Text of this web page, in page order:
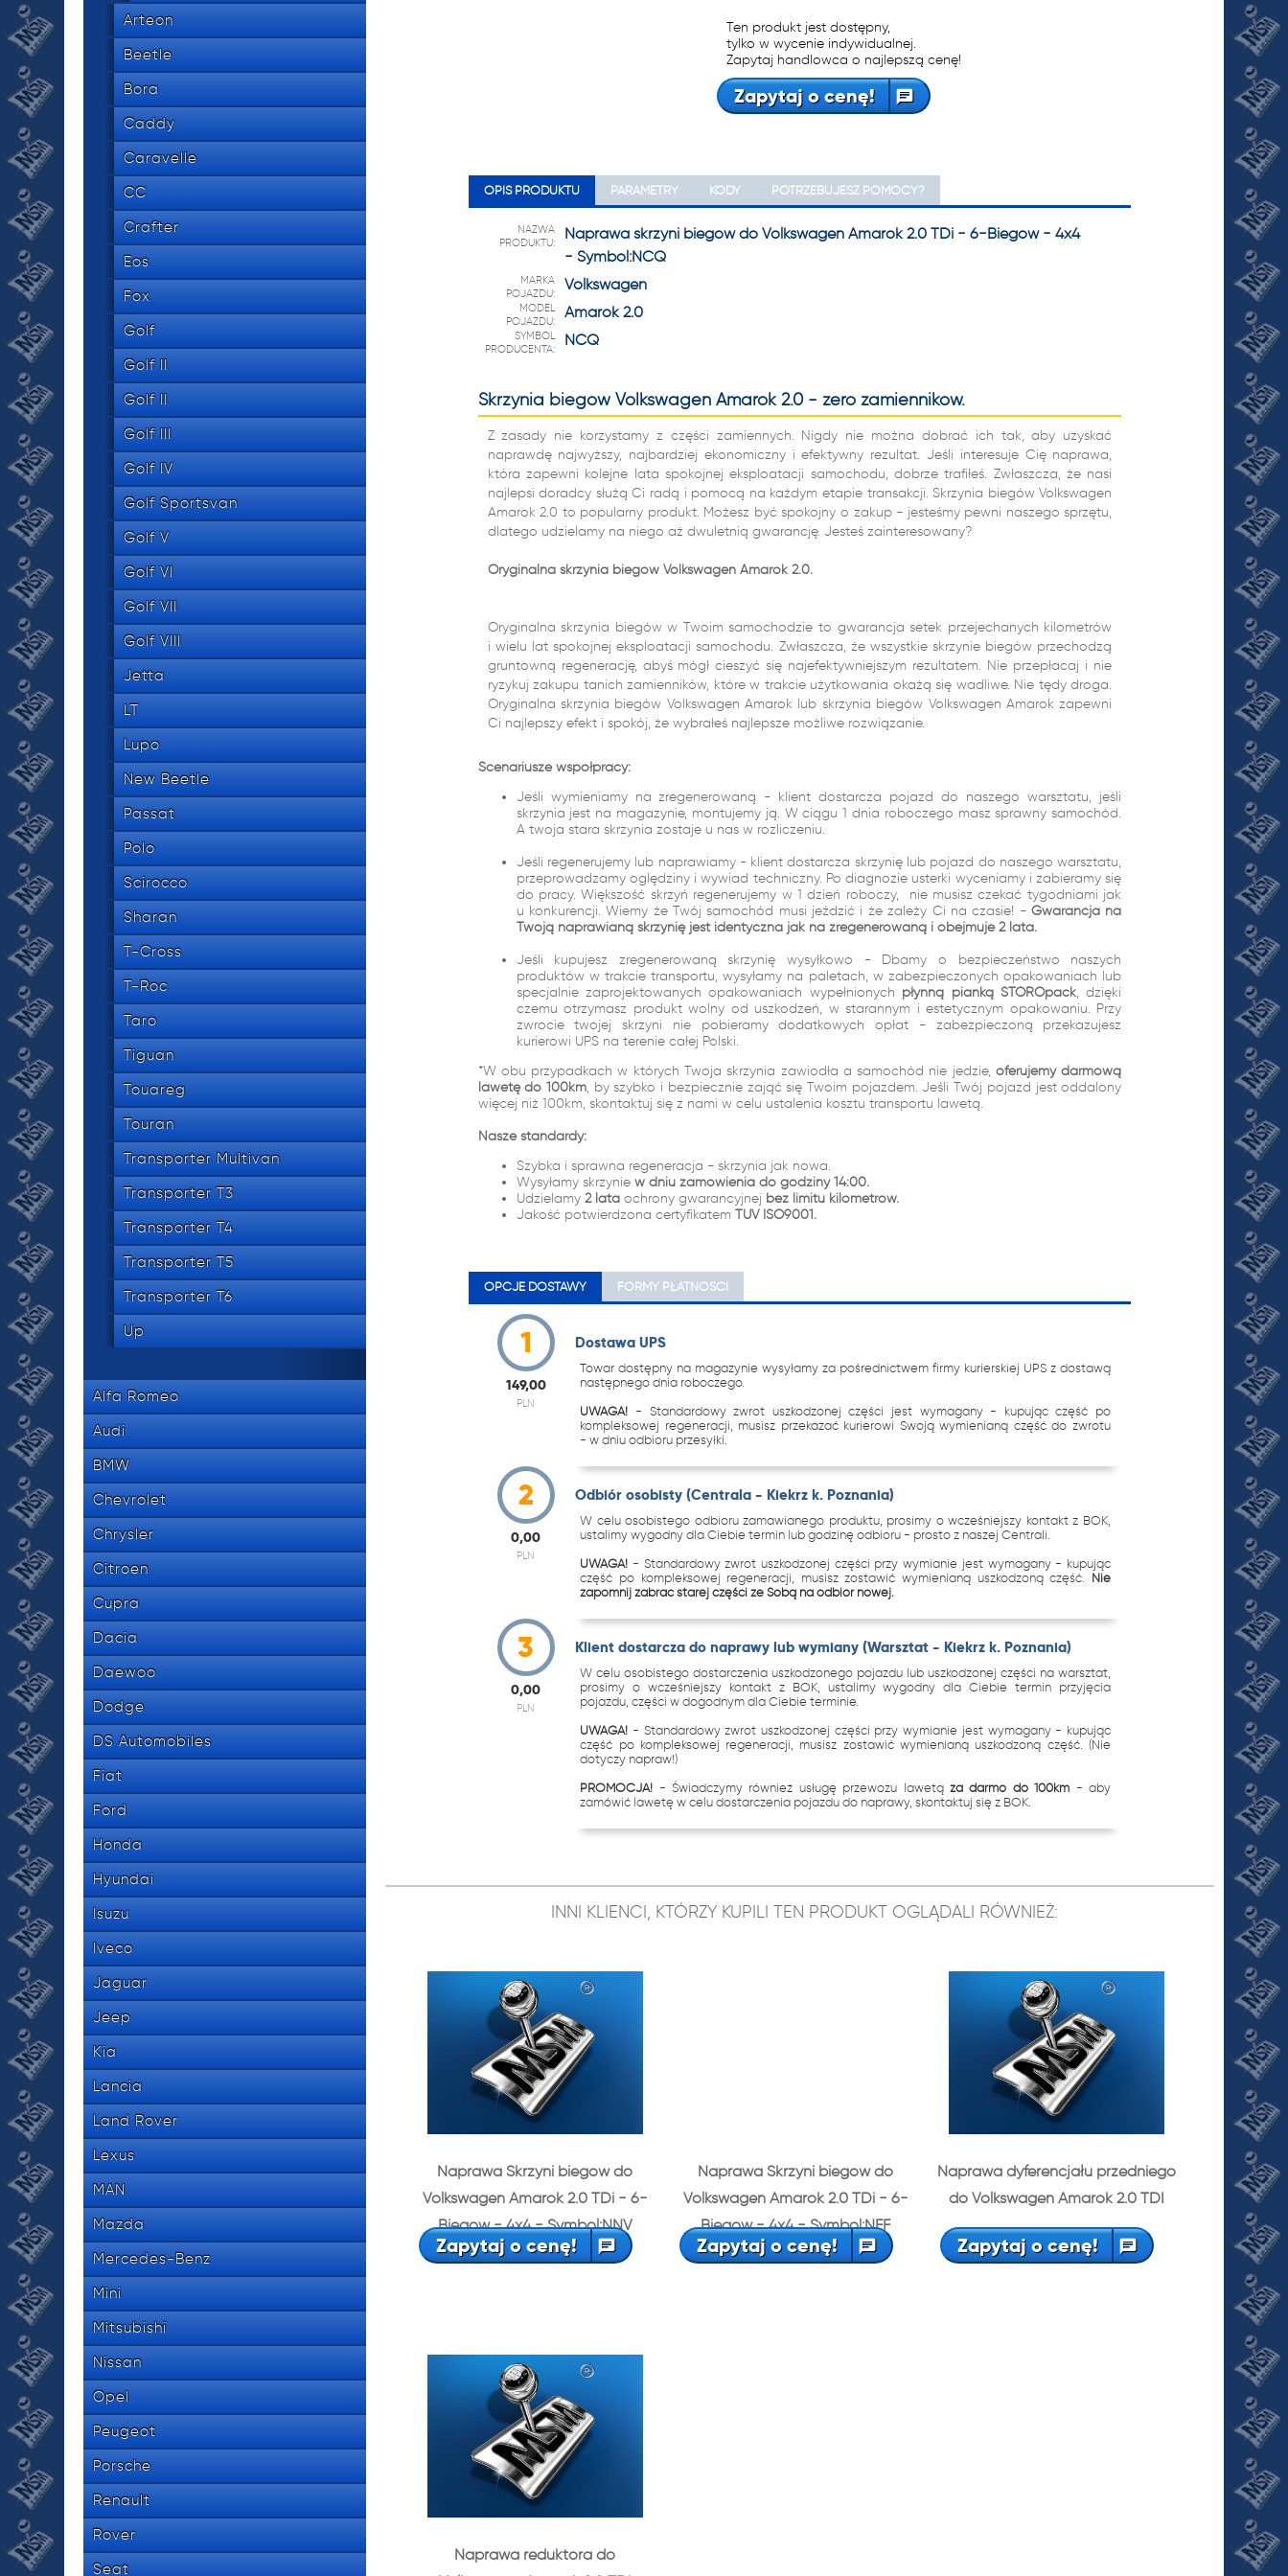
tel.
Arteon
Beetle
Bora
Caddy
Caravelle
CC
Crafter
Eos
Fox
Golf
Golf II
Golf II
Golf III
Golf IV
Golf Sportsvan
Golf V
Golf VI
Golf VII
Golf VIII
Jetta
LT
Lupo
New Beetle
Passat
Polo
Scirocco
Sharan
T-Cross
T-Roc
Taro
Tiguan
Touareg
Touran
Transporter Multivan
Transporter T3
Transporter T4
Transporter T5
Transporter T6
Up
Alfa Romeo
Audi
BMW
Chevrolet
Chrysler
Citroen
Cupra
Dacia
Daewoo
Dodge
DS Automobiles
Fiat
Ford
Honda
Hyundai
Isuzu
Iveco
Jaguar
Jeep
Kia
Lancia
Land Rover
Lexus
MAN
Mazda
Mercedes-Benz
Mini
Mitsubishi
Nissan
Opel
Peugeot
Porsche
Renault
Rover
Seat
Ten produkt jest dostępny,
tylko w wycenie indywidualnej.
Zapytaj handlowca o najlepszą cenę!
Zapytaj o cenę!
OPIS PRODUKTU PARAMETRY KODY POTRZEBUJESZ POMOCY?
NAZWA
PRODUKTU:
Naprawa skrzyni biegów do Volkswagen Amarok 2.0 TDi - 6-Biegów - 4x4
- Symbol:NCQ
MARKA
POJAZDU:
Volkswagen
MODEL
POJAZDU:
Amarok 2.0
SYMBOL
PRODUCENTA:
NCQ
Skrzynia biegów Volkswagen Amarok 2.0 - zero zamienników.
Z zasady nie korzystamy z części zamiennych. Nigdy nie można dobrać ich tak, aby uzyskać
naprawdę najwyższy, najbardziej ekonomiczny i efektywny rezultat. Jeśli interesuje Cię naprawa,
która zapewni kolejne lata spokojnej eksploatacji samochodu, dobrze trafiłeś. Zwłaszcza, że nasi
najlepsi doradcy służą Ci radą i pomocą na każdym etapie transakcji. Skrzynia biegów Volkswagen
Amarok 2.0 to popularny produkt. Możesz być spokojny o zakup - jesteśmy pewni naszego sprzętu,
dlatego udzielamy na niego aż dwuletnią gwarancję. Jesteś zainteresowany?
Oryginalna skrzynia biegów Volkswagen Amarok 2.0.
Oryginalna skrzynia biegów w Twoim samochodzie to gwarancja setek przejechanych kilometrów
i wielu lat spokojnej eksploatacji samochodu. Zwłaszcza, że wszystkie skrzynie biegów przechodzą
gruntowną regenerację, abyś mógł cieszyć się najefektywniejszym rezultatem. Nie przepłacaj i nie
ryzykuj zakupu tanich zamienników, które w trakcie użytkowania okażą się wadliwe. Nie tędy droga.
Oryginalna skrzynia biegów Volkswagen Amarok lub skrzynia biegów Volkswagen Amarok zapewni
Ci najlepszy efekt i spokój, że wybrałeś najlepsze możliwe rozwiązanie.
Scenariusze współpracy:
Jeśli wymieniamy na zregenerowaną - klient dostarcza pojazd do naszego warsztatu, jeśli
skrzynia jest na magazynie, montujemy ją. W ciągu 1 dnia roboczego masz sprawny samochód.
A twoja stara skrzynia zostaje u nas w rozliczeniu.
Jeśli regenerujemy lub naprawiamy - klient dostarcza skrzynię lub pojazd do naszego warsztatu,
przeprowadzamy oględziny i wywiad techniczny. Po diagnozie usterki wyceniamy i zabieramy się
do pracy. Większość skrzyń regenerujemy w 1 dzień roboczy, nie musisz czekać tygodniami jak
u konkurencji. Wiemy że Twój samochód musi jeździć i że zależy Ci na czasie! -Gwarancja na
Twoją naprawianą skrzynię jest identyczna jak na zregenerowaną i obejmuje 2 lata.
Jeśli kupujesz zregenerowaną skrzynię wysyłkowo - Dbamy o bezpieczeństwo naszych
produktów w trakcie transportu, wysyłamy na paletach, w zabezpieczonych opakowaniach lub
specjalnie zaprojektowanych opakowaniach wypełnionych płynną pianką STOROpack, dzięki
czemu otrzymasz produkt wolny od uszkodzeń, w starannym i estetycznym opakowaniu. Przy
zwrocie twojej skrzyni nie pobieramy dodatkowych opłat - zabezpieczoną przekazujesz
kurierowi UPS na terenie całej Polski.
*W obu przypadkach w których Twoja skrzynia zawiodła a samochód nie jedzie,oferujemy darmową
lawetę do 100km, by szybko i bezpiecznie zająć się Twoim pojazdem. Jeśli Twój pojazd jest oddalony
więcej niż 100km, skontaktuj się z nami w celu ustalenia kosztu transportu lawetą.
Nasze standardy:
Szybka i sprawna regeneracja - skrzynia jak nowa.
Wysyłamy skrzynie w dniu zamówienia do godziny 14:00.
Udzielamy 2 lataochrony gwarancyjnej bez limitu kilometrów.
Jakość potwierdzona certyfikatem TUV ISO9001.
OPCJE DOSTAWY FORMY PŁATNOŚCI
1
149,00
PLN
Dostawa UPS
Towar dostępny na magazynie wysyłamy za pośrednictwem firmy kurierskiej UPS z dostawą
następnego dnia roboczego.
UWAGA! - Standardowy zwrot uszkodzonej części jest wymagany - kupując część po
kompleksowej regeneracji, musisz przekazać kurierowi Swoją wymienianą część do zwrotu
- w dniu odbioru przesyłki.
2
0,00
PLN
Odbiór osobisty (Centrala - Kiekrz k. Poznania)
W celu osobistego odbioru zamawianego produktu, prosimy o wcześniejszy kontakt z BOK,
ustalimy wygodny dla Ciebie termin lub godzinę odbioru - prosto z naszej Centrali.
UWAGA! - Standardowy zwrot uszkodzonej części przy wymianie jest wymagany - kupując
część po kompleksowej regeneracji, musisz zostawić wymienianą uszkodzoną część. Nie
zapomnij zabrać starej części ze Sobą na odbiór nowej.
3
0,00
PLN
Klient dostarcza do naprawy lub wymiany (Warsztat - Kiekrz k. Poznania)
W celu osobistego dostarczenia uszkodzonego pojazdu lub uszkodzonej części na warsztat,
prosimy o wcześniejszy kontakt z BOK, ustalimy wygodny dla Ciebie termin przyjęcia
pojazdu, części w dogodnym dla Ciebie terminie.
UWAGA! - Standardowy zwrot uszkodzonej części przy wymianie jest wymagany - kupując
część po kompleksowej regeneracji, musisz zostawić wymienianą uszkodzoną część. (Nie
dotyczy napraw!)
PROMOCJA! - Świadczymy również usługę przewozu lawetą za darmo do 100km - aby
zamówić lawetę w celu dostarczenia pojazdu do naprawy, skontaktuj się z BOK.
INNI KLIENCI, KTÓRZY KUPILI TEN PRODUKT OGLĄDALI RÓWNIEŻ:
Naprawa Skrzyni biegów do
Volkswagen Amarok 2.0 TDi - 6-
Biegów - 4x4 - Symbol:NNV
Zapytaj o cenę!
Naprawa Skrzyni biegów do
Volkswagen Amarok 2.0 TDi - 6-
Biegów - 4x4 - Symbol:NFF
Zapytaj o cenę!
Naprawa dyferencjału przedniego
do Volkswagen Amarok 2.0 TDI
Zapytaj o cenę!
Naprawa reduktora do